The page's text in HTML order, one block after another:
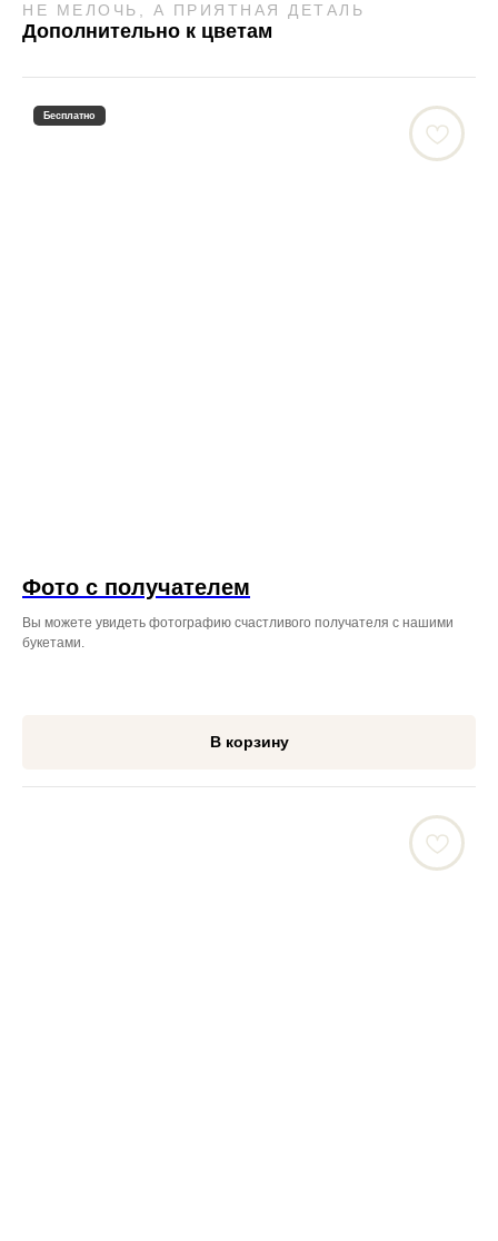
НЕ МЕЛОЧЬ, А ПРИЯТНАЯ ДЕТАЛЬ
Дополнительно к цветам
Бесплатно
Фото с получателем
Вы можете увидеть фотографию счастливого получателя с нашими
букетами.
В корзину